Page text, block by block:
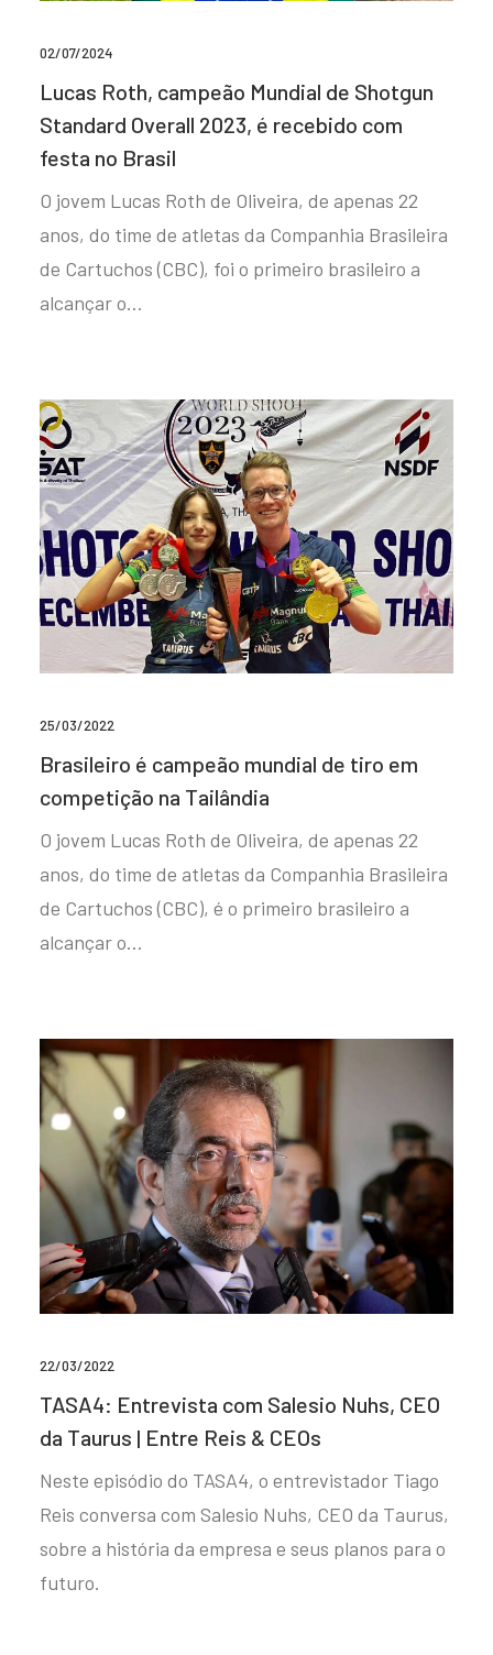
02/07/2024
Lucas Roth, campeão Mundial de Shotgun
Standard Overall 2023, é recebido com
festa no Brasil
O jovem Lucas Roth de Oliveira, de apenas 22
anos, do time de atletas da Companhia Brasileira
de Cartuchos (CBC), foi o primeiro brasileiro a
alcançar o…
25/03/2022
Brasileiro é campeão mundial de tiro em
competição na Tailândia
O jovem Lucas Roth de Oliveira, de apenas 22
anos, do time de atletas da Companhia Brasileira
de Cartuchos (CBC), é o primeiro brasileiro a
alcançar o…
22/03/2022
TASA4: Entrevista com Salesio Nuhs, CEO
da Taurus | Entre Reis & CEOs
Neste episódio do TASA4, o entrevistador Tiago
Reis conversa com Salesio Nuhs, CEO da Taurus,
sobre a história da empresa e seus planos para o
futuro.